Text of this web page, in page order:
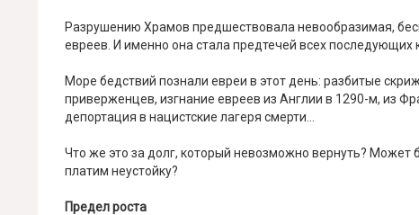
Разрушению Храмов предшествовала невообразимая,
евреев. И именно она стала предтечей всех последующих
Море бедствий познали евреи в этот день: разбитые
приверженцев, изгнание евреев из Англии в 1290-м, из
депортация в нацистские лагеря смерти…
Что же это за долг, который невозможно вернуть?
платим неустойку?
Предел роста